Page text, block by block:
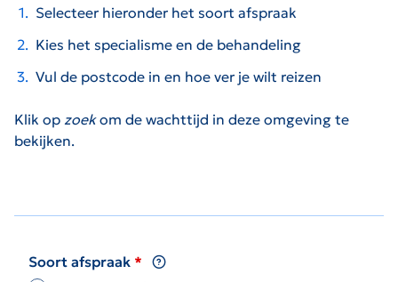
Selecteer hieronder het soort afspraak
Kies het specialisme en de behandeling
Vul de postcode in en hoe ver je wilt reizen
Klik op zoekom de wachttijd in deze omgeving te
bekijken.
Soort afspraak